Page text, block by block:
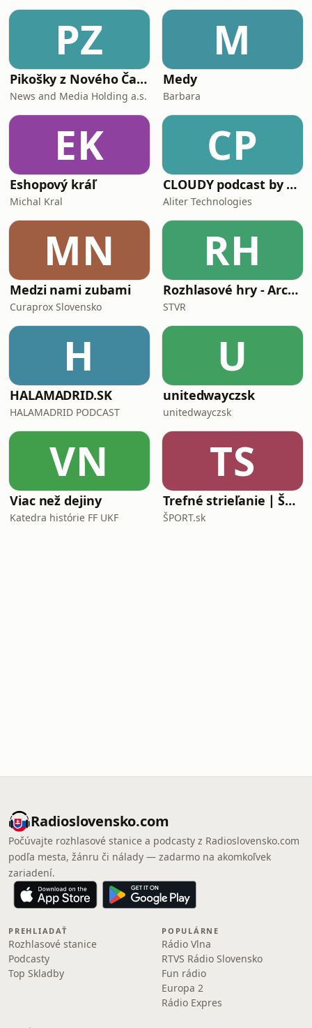
PZ
Pikošky z Nového Času
News and Media Holding a.s.
M
Medy
Barbara
EK
Eshopový kráľ
Michal Kral
CP
CLOUDY podcast by Aliter Technologies
Aliter Technologies
MN
Medzi nami zubami
Curaprox Slovensko
RH
Rozhlasové hry - Archív extra
STVR
H
HALAMADRID.SK
HALAMADRID PODCAST
U
unitedwayczsk
unitedwayczsk
VN
Viac než dejiny
Katedra histórie FF UKF
TS
Trefné strieľanie ∣ ŠPORT.sk
ŠPORT.sk
Radioslovensko.com
Počúvajte rozhlasové stanice a podcasty z Radioslovensko.com
podľa mesta, žánru či nálady — zadarmo na akomkoľvek
zariadení.
PREHLIADAŤ
Rozhlasové stanice
Podcasty
Top Skladby
POPULÁRNE
Rádio Vlna
RTVS Rádio Slovensko
Fun rádio
Europa 2
Rádio Expres